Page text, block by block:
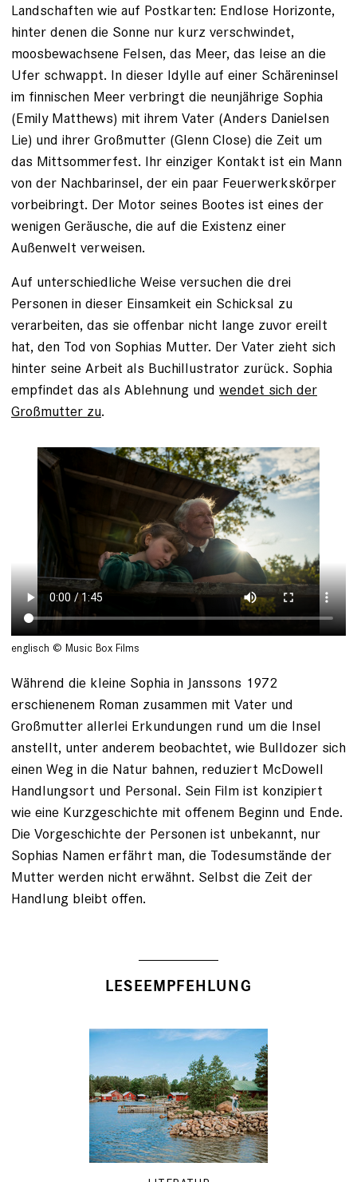
Landschaften wie auf Postkarten: Endlose Horizonte,
hinter denen die Sonne nur kurz verschwindet,
moosbewachsene Felsen, das Meer, das leise an die
Ufer schwappt. In dieser Idylle auf einer Schäreninsel
im finnischen Meer verbringt die neunjährige Sophia
(Emily Matthews) mit ihrem Vater (Anders Danielsen
Lie) und ihrer Großmutter (Glenn Close) die Zeit um
das Mittsommerfest. Ihr einziger Kontakt ist ein Mann
von der Nachbarinsel, der ein paar Feuerwerkskörper
vorbeibringt. Der Motor seines Bootes ist eines der
wenigen Geräusche, die auf die Existenz einer
Außenwelt verweisen.
Auf unterschiedliche Weise versuchen die drei
Personen in dieser Einsamkeit ein Schicksal zu
verarbeiten, das sie offenbar nicht lange zuvor ereilt
hat, den Tod von Sophias Mutter. Der Vater zieht sich
hinter seine Arbeit als Buchillustrator zurück. Sophia
empfindet das als Ablehnung und wendet sich der
Großmutter zu.
englisch © Music Box Films
Während die kleine Sophia in Janssons 1972
erschienenem Roman zusammen mit Vater und
Großmutter allerlei Erkundungen rund um die Insel
anstellt, unter anderem beobachtet, wie Bulldozer sich
einen Weg in die Natur bahnen, reduziert McDowell
Handlungsort und Personal. Sein Film ist konzipiert
wie eine Kurzgeschichte mit offenem Beginn und Ende.
Die Vorgeschichte der Personen ist unbekannt, nur
Sophias Namen erfährt man, die Todesumstände der
Mutter werden nicht erwähnt. Selbst die Zeit der
Handlung bleibt offen.
LESEEMPFEHLUNG